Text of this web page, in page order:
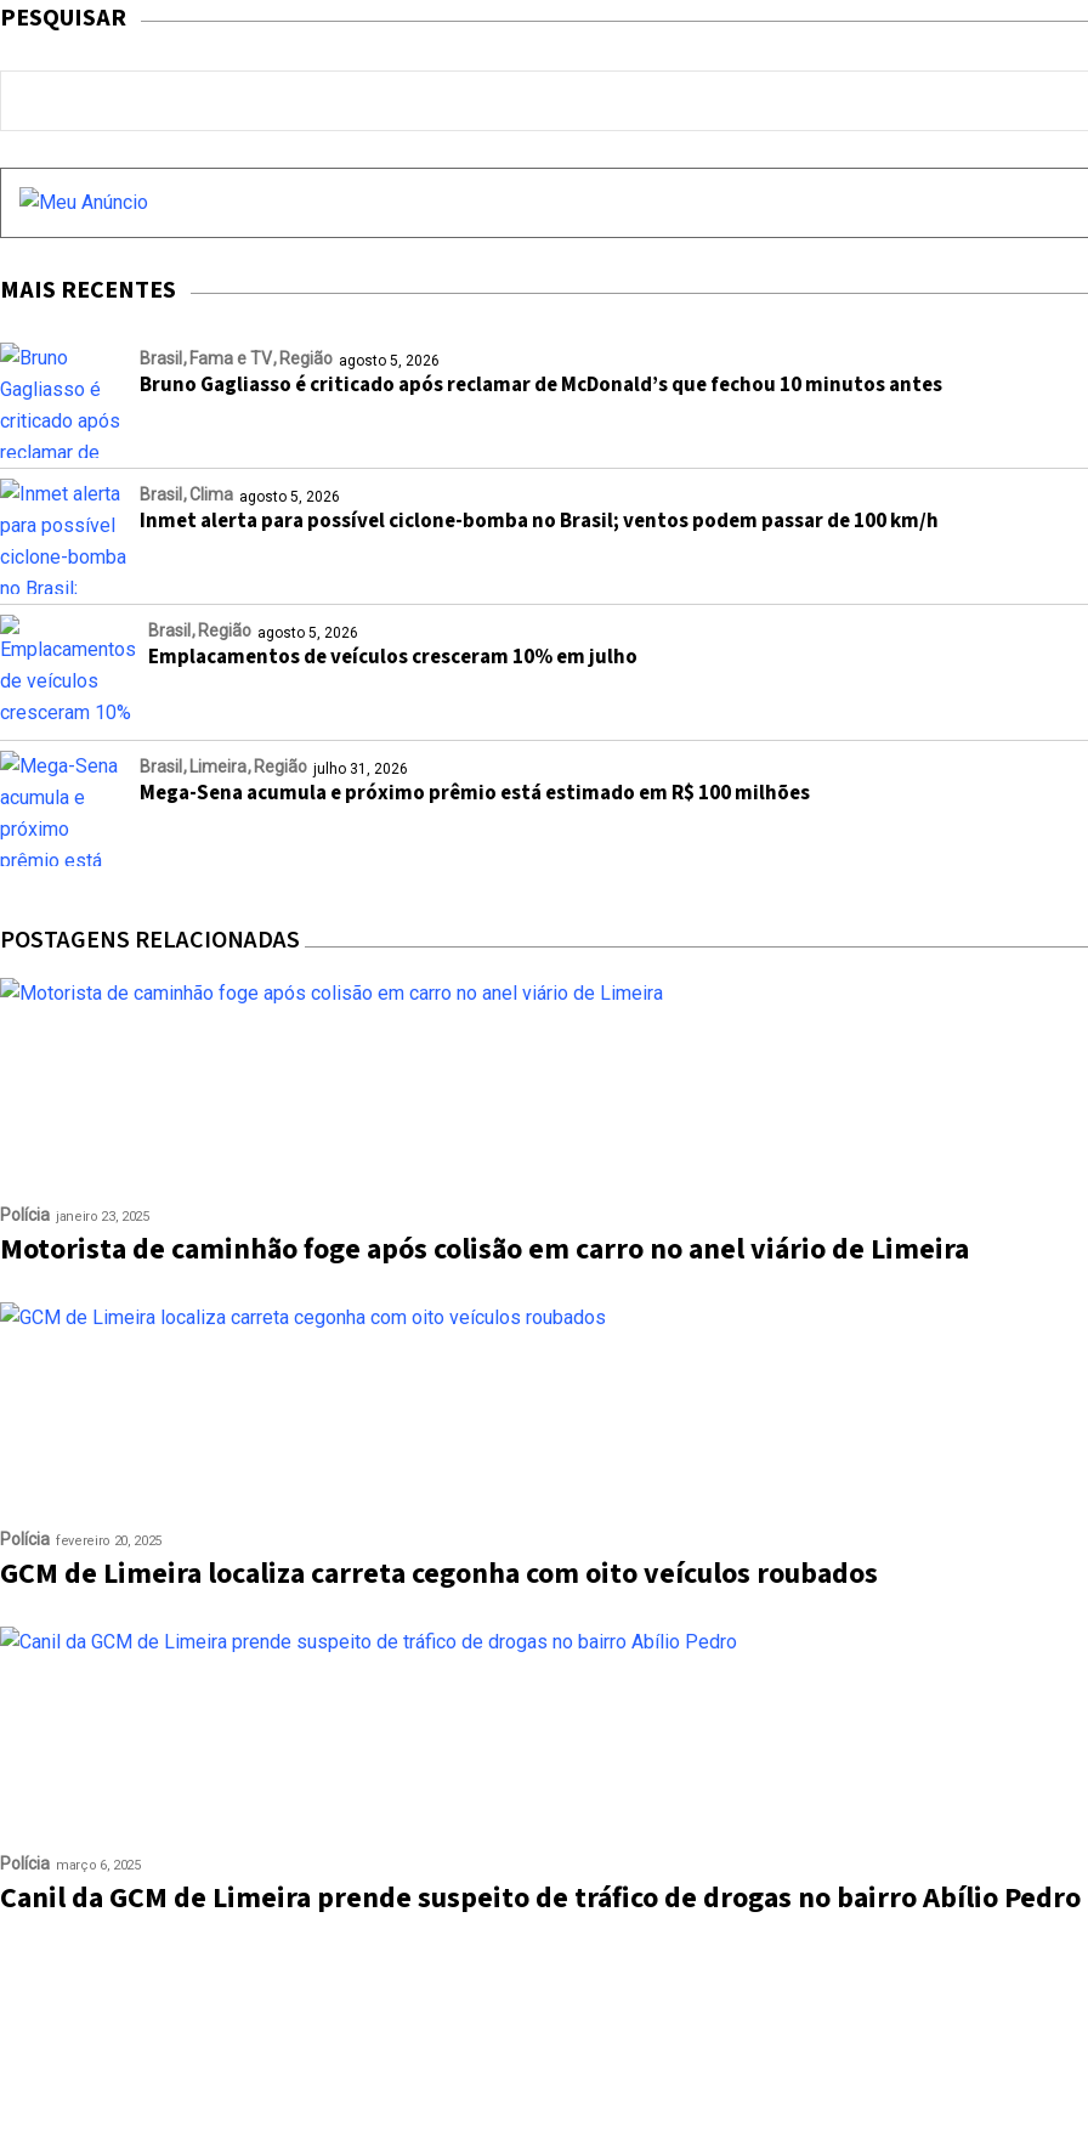
PESQUISAR
MAIS RECENTES
Brasil Fama e TV Região agosto 5, 2026
Bruno Gagliasso é criticado após reclamar de McDonald’s que fechou 10 minutos antes
Brasil Clima agosto 5, 2026
Inmet alerta para possível ciclone-bomba no Brasil; ventos podem passar de 100 km/h
Brasil Região agosto 5, 2026
Emplacamentos de veículos cresceram 10% em julho
Brasil Limeira Região julho 31, 2026
Mega-Sena acumula e próximo prêmio está estimado em R$ 100 milhões
POSTAGENS RELACIONADAS
Polícia janeiro 23, 2025
Motorista de caminhão foge após colisão em carro no anel viário de Limeira
Polícia fevereiro 20, 2025
GCM de Limeira localiza carreta cegonha com oito veículos roubados
Polícia março 6, 2025
Canil da GCM de Limeira prende suspeito de tráfico de drogas no bairro Abílio Pedro